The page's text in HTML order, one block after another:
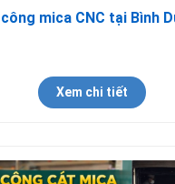
công mica CNC tại Bình
Xem chi tiết